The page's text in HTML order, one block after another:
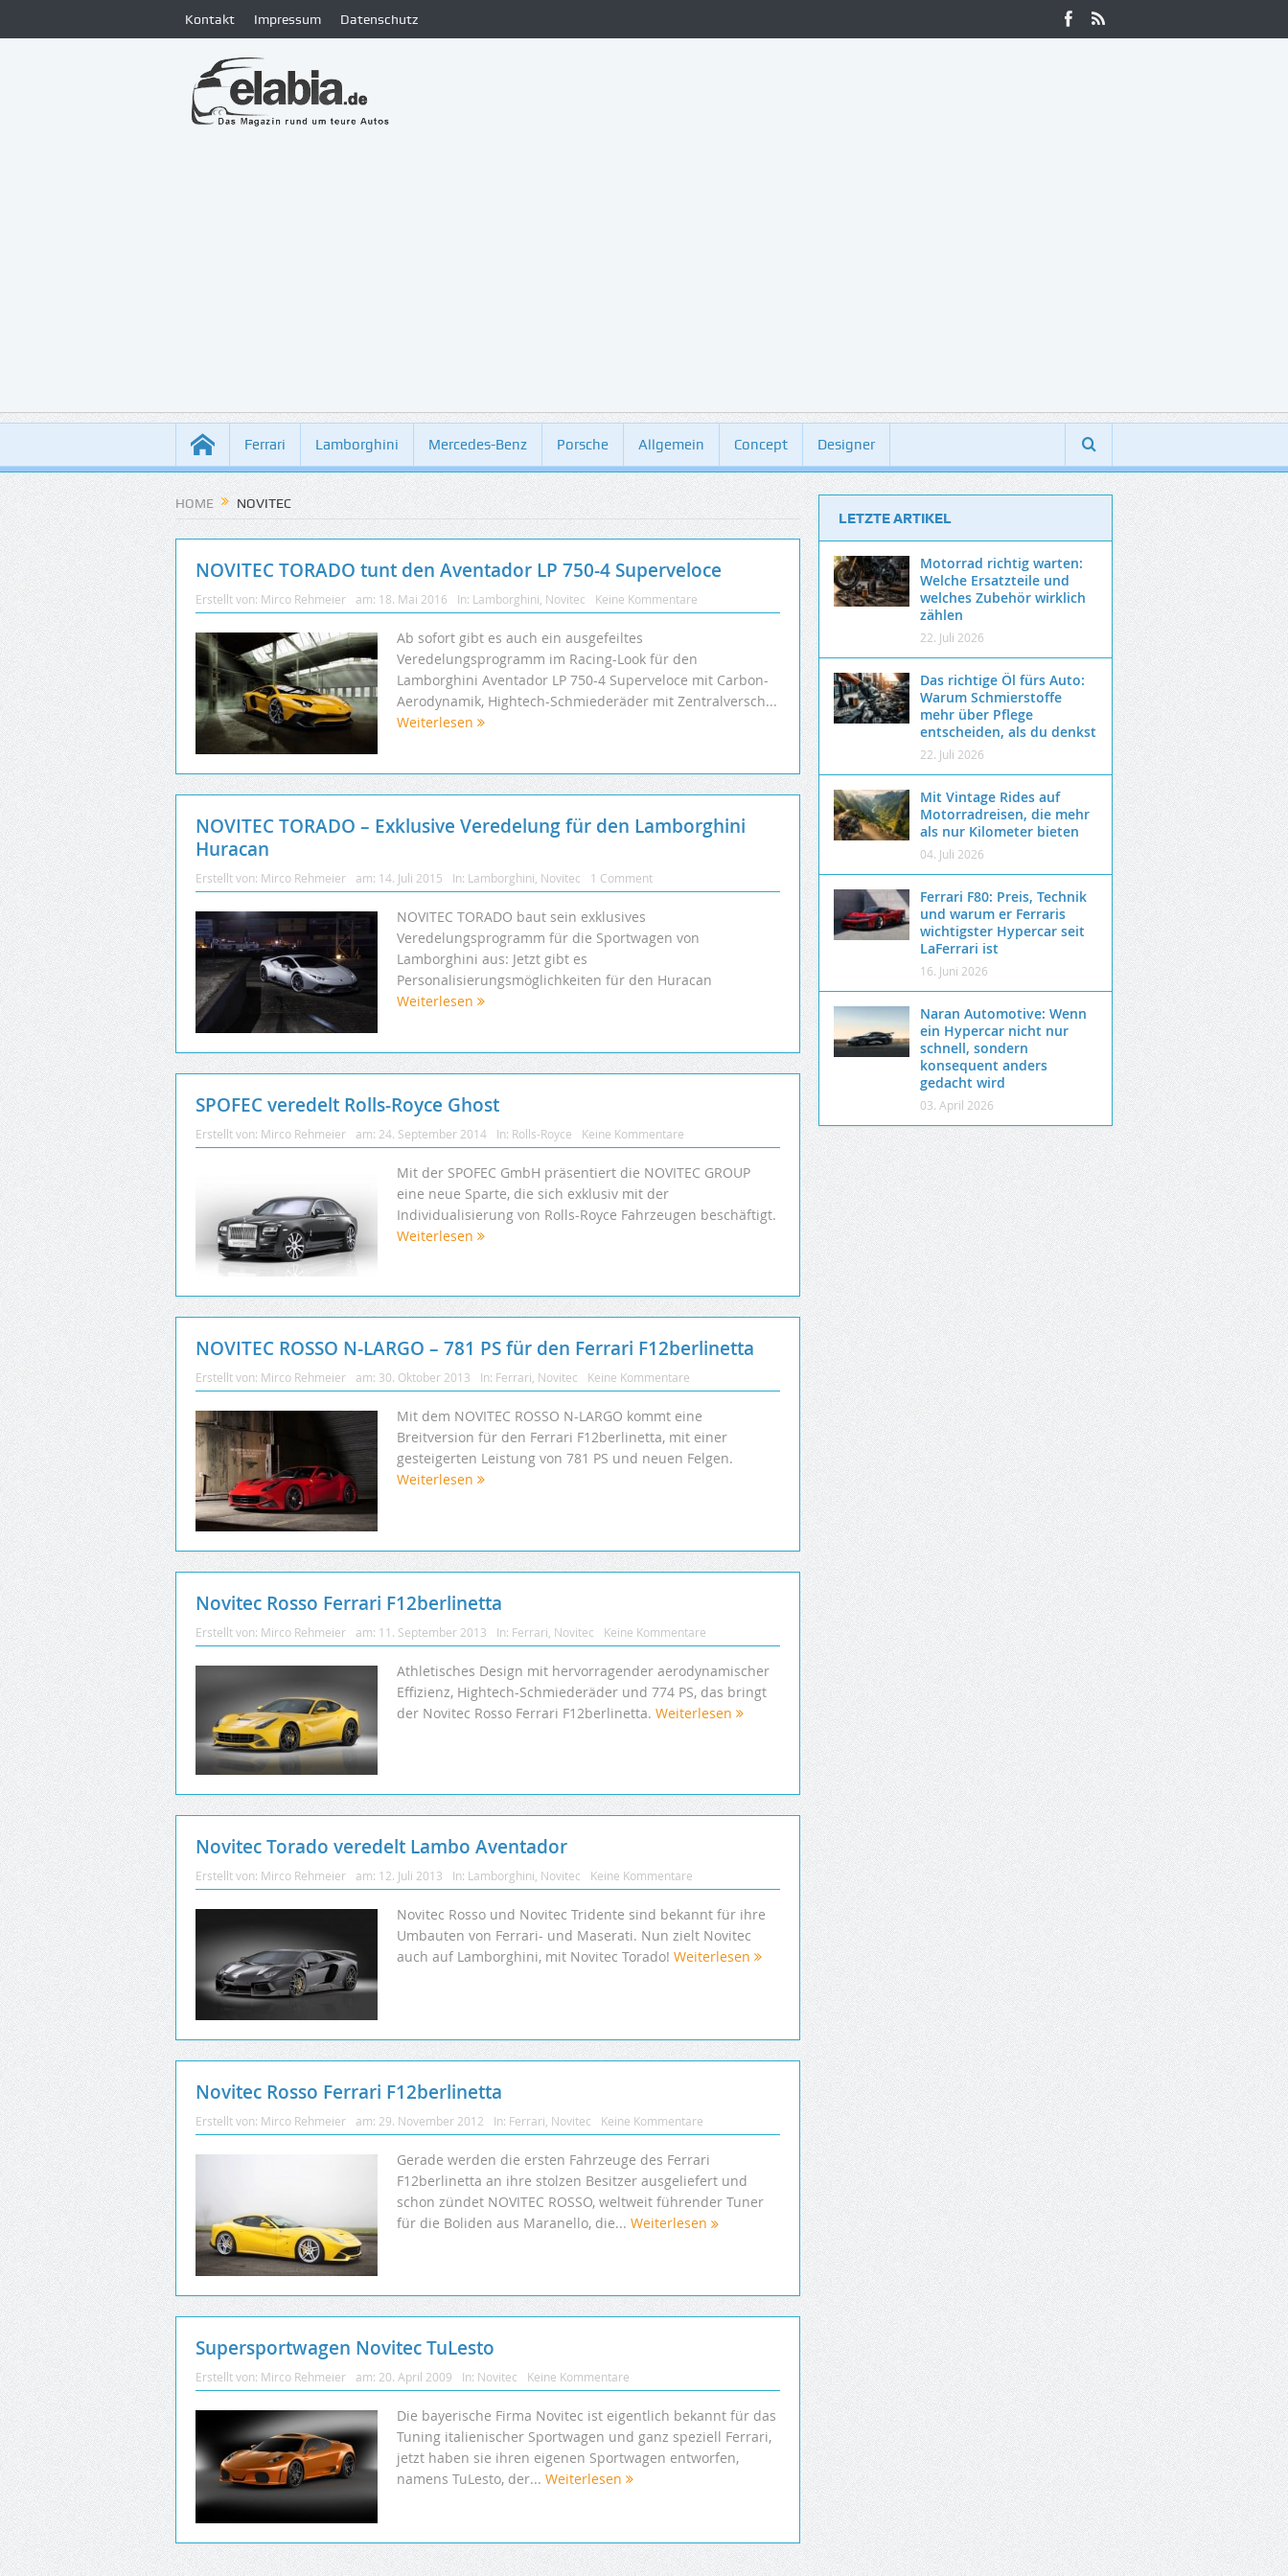
Kontakt Impressum Datenschutz
Ferrari Lamborghini Mercedes-Benz Porsche Allgemein Concept Designer
HOME NOVITEC
NOVITEC TORADO tunt den Aventador LP 750-4 Superveloce
Erstellt von: Mirco Rehmeier am: 18. Mai 2016 In: Lamborghini Novitec Keine Kommentare
Ab sofort gibt es auch ein ausgefeiltes
Veredelungsprogramm im Racing-Look für den
Lamborghini Aventador LP 750-4 Superveloce mit Carbon-
Aerodynamik, Hightech-Schmiederäder mit Zentralversch...
Weiterlesen
NOVITEC TORADO – Exklusive Veredelung für den Lamborghini
Huracan
Erstellt von: Mirco Rehmeier am: 14. Juli 2015 In: Lamborghini Novitec 1 Comment
NOVITEC TORADO baut sein exklusives
Veredelungsprogramm für die Sportwagen von
Lamborghini aus: Jetzt gibt es
Personalisierungsmöglichkeiten für den Huracan
Weiterlesen
SPOFEC veredelt Rolls-Royce Ghost
Erstellt von: Mirco Rehmeier am: 24. September 2014 In: Rolls-Royce Keine Kommentare
Mit der SPOFEC GmbH präsentiert die NOVITEC GROUP
eine neue Sparte, die sich exklusiv mit der
Individualisierung von Rolls-Royce Fahrzeugen beschäftigt.
Weiterlesen
NOVITEC ROSSO N-LARGO – 781 PS für den Ferrari F12berlinetta
Erstellt von: Mirco Rehmeier am: 30. Oktober 2013 In: Ferrari Novitec Keine Kommentare
Mit dem NOVITEC ROSSO N-LARGO kommt eine
Breitversion für den Ferrari F12berlinetta, mit einer
gesteigerten Leistung von 781 PS und neuen Felgen.
Weiterlesen
Novitec Rosso Ferrari F12berlinetta
Erstellt von: Mirco Rehmeier am: 11. September 2013 In: Ferrari Novitec Keine Kommentare
Athletisches Design mit hervorragender aerodynamischer
Effizienz, Hightech-Schmiederäder und 774 PS, das bringt
der Novitec Rosso Ferrari F12berlinetta. Weiterlesen
Novitec Torado veredelt Lambo Aventador
Erstellt von: Mirco Rehmeier am: 12. Juli 2013 In: Lamborghini Novitec Keine Kommentare
Novitec Rosso und Novitec Tridente sind bekannt für ihre
Umbauten von Ferrari- und Maserati. Nun zielt Novitec
auch auf Lamborghini, mit Novitec Torado! Weiterlesen
Novitec Rosso Ferrari F12berlinetta
Erstellt von: Mirco Rehmeier am: 29. November 2012 In: Ferrari, Novitec Keine Kommentare
Gerade werden die ersten Fahrzeuge des Ferrari
F12berlinetta an ihre stolzen Besitzer ausgeliefert und
schon zündet NOVITEC ROSSO, weltweit führender Tuner
für die Boliden aus Maranello, die... Weiterlesen
Supersportwagen Novitec TuLesto
Erstellt von: Mirco Rehmeier am: 20. April 2009 In: Novitec Keine Kommentare
Die bayerische Firma Novitec ist eigentlich bekannt für das
Tuning italienischer Sportwagen und ganz speziell Ferrari,
jetzt haben sie ihren eigenen Sportwagen entworfen,
namens TuLesto, der... Weiterlesen
LETZTE ARTIKEL
Motorrad richtig warten:
Welche Ersatzteile und
welches Zubehör wirklich
zählen
22. Juli 2026
Das richtige Öl fürs Auto:
Warum Schmierstoffe
mehr über Pflege
entscheiden, als du denkst
22. Juli 2026
Mit Vintage Rides auf
Motorradreisen, die mehr
als nur Kilometer bieten
04. Juli 2026
Ferrari F80: Preis, Technik
und warum er Ferraris
wichtigster Hypercar seit
LaFerrari ist
16. Juni 2026
Naran Automotive: Wenn
ein Hypercar nicht nur
schnell, sondern
konsequent anders
gedacht wird
03. April 2026